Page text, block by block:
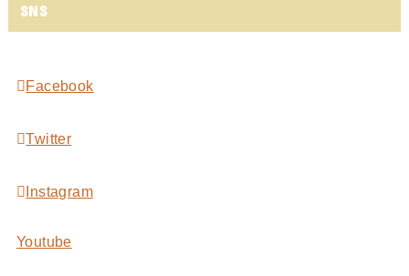
SNS
Facebook
Twitter
Instagram
Youtube